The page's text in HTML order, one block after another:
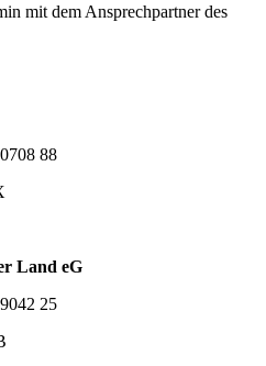
mit dem Ansprechpartner des
88
Land eG
25